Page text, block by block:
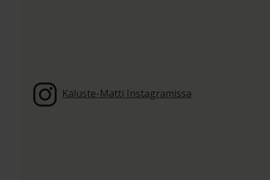
Kaluste-Matti Instagramissa